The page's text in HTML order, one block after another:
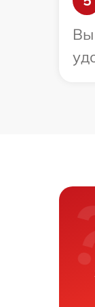
Вы